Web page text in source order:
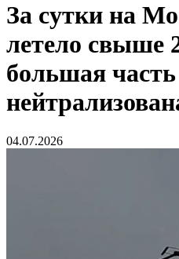
За сутки на
летело свыше
большая часть
04.07.2026